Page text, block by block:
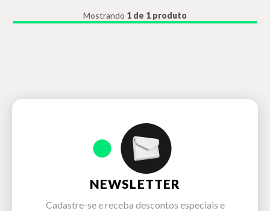
Mostrando 1 de 1 produto
NEWSLETTER
Cadastre-se e receba descontos especiais e